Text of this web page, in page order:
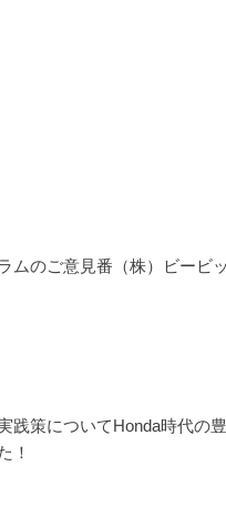
ムのご意見番（株）ビービ
践策についてHonda時代の
！